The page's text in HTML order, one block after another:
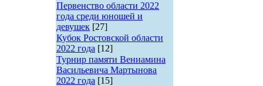
Первенство области 2022
года среди юношей и
девушек [27]
Кубок Ростовской области
2022 года [12]
Турнир памяти Вениамина
Васильевича Мартынова
2022 года [15]